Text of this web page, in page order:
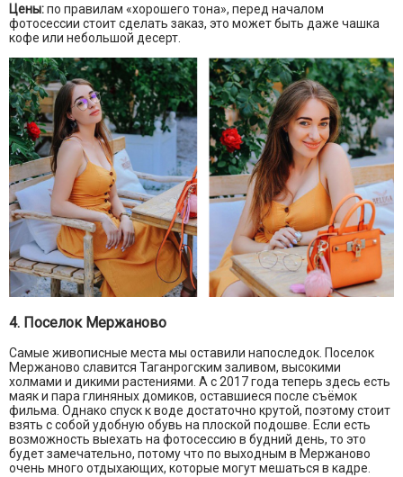
Цены:по правилам «хорошего тона», перед началом
фотосессии стоит сделать заказ, это может быть даже чашка
кофе или небольшой десерт.
4. Поселок Мержаново
Самые живописные места мы оставили напоследок. Поселок
Мержаново славится Таганрогским заливом, высокими
холмами и дикими растениями. А с 2017 года теперь здесь есть
маяк и пара глиняных домиков, оставшиеся после съёмок
фильма. Однако спуск к воде достаточно крутой, поэтому стоит
взять с собой удобную обувь на плоской подошве. Если есть
возможность выехать на фотосессию в будний день, то это
будет замечательно, потому что по выходным в Мержаново
очень много отдыхающих, которые могут мешаться в кадре.